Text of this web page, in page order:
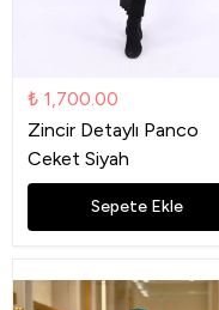
₺ 1,700.00
Zincir Detaylı Panco
Ceket Siyah
Sepete Ekle